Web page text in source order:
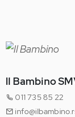
Il Bambino
011 735 85 22